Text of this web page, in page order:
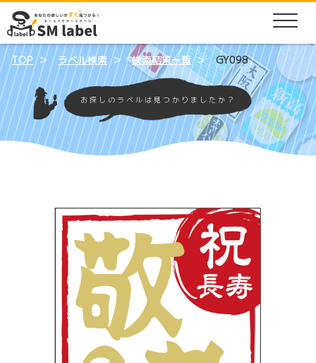
TOP ラベル検索 検索結果一覧 GY098
お探しのラベルは見つかりましたか？